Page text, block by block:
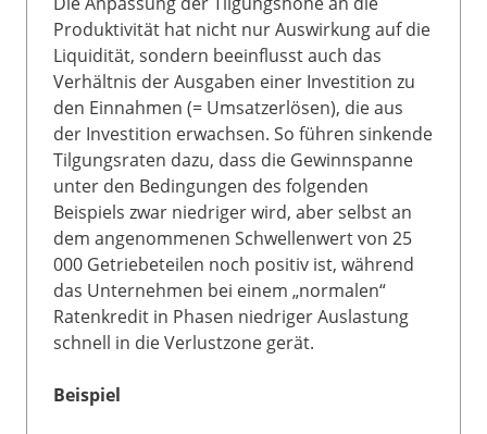
Produktivität hat nicht nur Auswirkung auf die
Liquidität, sondern beeinflusst auch das
Verhältnis der Ausgaben einer Investition zu
den Einnahmen (= Umsatzerlösen), die aus
der Investition erwachsen. So führen sinkende
Tilgungsraten dazu, dass die Gewinnspanne
unter den Bedingungen des folgenden
Beispiels zwar niedriger wird, aber selbst an
dem angenommenen Schwellenwert von 25
000 Getriebeteilen noch positiv ist, während
das Unternehmen bei einem „normalen“
Ratenkredit in Phasen niedriger Auslastung
schnell in die Verlustzone gerät.
Beispiel